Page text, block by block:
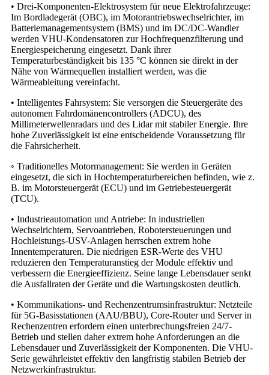
• Drei-Komponenten-Elektrosystem für neue Elektrofahrzeuge:
Im Bordladegerät (OBC), im Motorantriebswechselrichter, im
Batteriemanagementsystem (BMS) und im DC/DC-Wandler
werden VHU-Kondensatoren zur Hochfrequenzfilterung und
Energiespeicherung eingesetzt. Dank ihrer
Temperaturbeständigkeit bis 135 °C können sie direkt in der
Nähe von Wärmequellen installiert werden, was die
Wärmeableitung vereinfacht.
• Intelligentes Fahrsystem: Sie versorgen die Steuergeräte des
autonomen Fahrdomänencontrollers (ADCU), des
Millimeterwellenradars und des Lidar mit stabiler Energie. Ihre
hohe Zuverlässigkeit ist eine entscheidende Voraussetzung für
die Fahrsicherheit.
◦ Traditionelles Motormanagement: Sie werden in Geräten
eingesetzt, die sich in Hochtemperaturbereichen befinden, wie z.
B. im Motorsteuergerät (ECU) und im Getriebesteuergerät
(TCU).
• Industrieautomation und Antriebe: In industriellen
Wechselrichtern, Servoantrieben, Robotersteuerungen und
Hochleistungs-USV-Anlagen herrschen extrem hohe
Innentemperaturen. Die niedrigen ESR-Werte des VHU
reduzieren den Temperaturanstieg der Module effektiv und
verbessern die Energieeffizienz. Seine lange Lebensdauer senkt
die Ausfallraten der Geräte und die Wartungskosten deutlich.
• Kommunikations- und Rechenzentrumsinfrastruktur: Netzteile
für 5G-Basisstationen (AAU/BBU), Core-Router und Server in
Rechenzentren erfordern einen unterbrechungsfreien 24/7-
Betrieb und stellen daher extrem hohe Anforderungen an die
Lebensdauer und Zuverlässigkeit der Komponenten. Die VHU-
Serie gewährleistet effektiv den langfristig stabilen Betrieb der
Netzwerkinfrastruktur.